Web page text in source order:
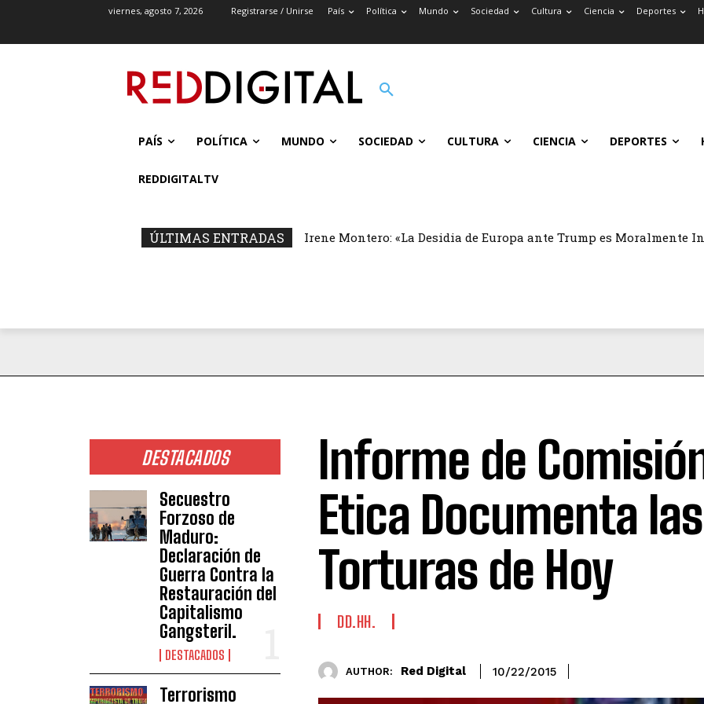
viernes, agosto 7, 2026 Registrarse / Unirse País Política Mundo Sociedad Cultura Ciencia Deportes
PAÍS POLÍTICA MUNDO SOCIEDAD CULTURA CIENCIA DEPORTES
REDDIGITALTV
ÚLTIMAS ENTRADAS Irene Montero: «La Desidia de Europa ante Trump es Moralmente
DESTACADOS
Secuestro
Forzoso de
Maduro:
Declaración de
Guerra Contra la
Restauración del
Capitalismo
Gangsteril.
DESTACADOS
Terrorismo
Informe de
Etica Documenta las
Torturas de Hoy
DD.HH.
AUTHOR: Red Digital 10/22/2015